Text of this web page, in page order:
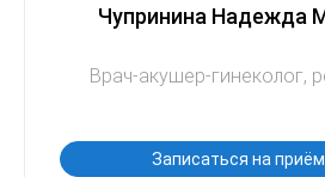
Чупринина Надежда
Врач-акушер-гинеколог,
Записаться на приём